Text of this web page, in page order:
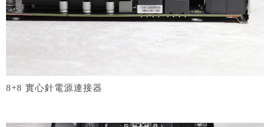
8+8 實心針電源連接器